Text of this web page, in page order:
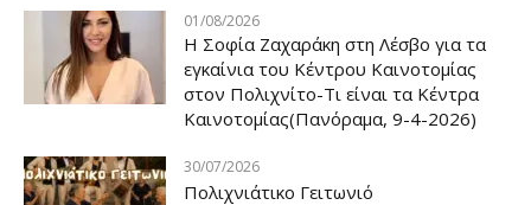
01/08/2026
Η Σοφία Ζαχαράκη στη Λέσβο για τα
εγκαίνια του Κέντρου Καινοτομίας
στον Πολιχνίτο-Τι είναι τα Κέντρα
Καινοτομίας(Πανόραμα, 9-4-2026)
30/07/2026
Πολιχνιάτικο Γειτωνιό